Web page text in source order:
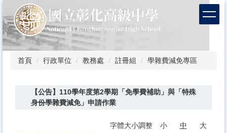
到
主
要
內
首頁 行政單位 教務處 註冊組 學雜費減免專區
【公告】110學年度第2學期「免學費補助」與「特殊
身份學雜費減免」申請作業
字體大小調整 小 中 大